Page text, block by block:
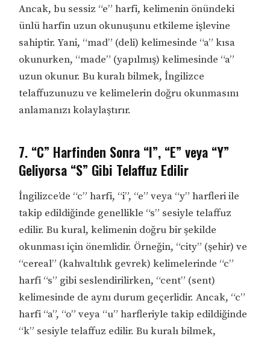
Ancak, bu sessiz “e” harfi, kelimenin önündeki
ünlü harfin uzun okunuşunu etkileme işlevine
sahiptir. Yani, “mad” (deli) kelimesinde “a” kısa
okunurken, “made” (yapılmış) kelimesinde “a”
uzun okunur. Bu kuralı bilmek, İngilizce
telaffuzunuzu ve kelimelerin doğru okunmasını
anlamanızı kolaylaştırır.
7. “C” Harfinden Sonra “I”, “E” veya “Y”
Geliyorsa “S” Gibi Telaffuz Edilir
İngilizce’de “c” harfi, “i”, “e” veya “y” harfleri ile
takip edildiğinde genellikle “s” sesiyle telaffuz
edilir. Bu kural, kelimenin doğru bir şekilde
okunması için önemlidir. Örneğin, “city” (şehir) ve
“cereal” (kahvaltılık gevrek) kelimelerinde “c”
harfi “s” gibi seslendirilirken, “cent” (sent)
kelimesinde de aynı durum geçerlidir. Ancak, “c”
harfi “a”, “o” veya “u” harfleriyle takip edildiğinde
“k” sesiyle telaffuz edilir. Bu kuralı bilmek,